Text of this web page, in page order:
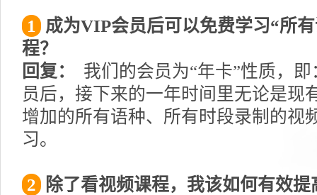
1 成为VIP会员后可以免费学习“所
程？
回复：
我们的会员为“年卡”性质，
员后，接下来的一年时间里无论是现
增加的所有语种、所有时段录制的视
习。
2
除了看视频课程，我该如何有效